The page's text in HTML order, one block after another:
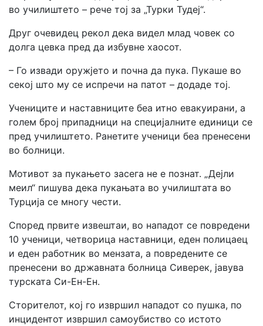
во училиштето – рече тој за „Турки Тудеј“.
Друг очевидец рекол дека видел млад човек со
долга цевка пред да избувне хаосот.
– Го извади оружјето и почна да пука. Пукаше во
секој што му се испречи на патот – додаде тој.
Учениците и наставниците беа итно евакуирани, а
голем број припадници на специјалните единици се
пред училиштето. Ранетите ученици беа пренесени
во болници.
Мотивот за пукањето засега не е познат. „Дејли
меил“ пишува дека пукањата во училиштата во
Турција се многу чести.
Според првите извештаи, во нападот се повредени
10 ученици, четворица наставници, еден полицаец
и еден работник во мензата, а повредените се
пренесени во државната болница Сиверек, јавува
турската Си-Ен-Ен.
Сторителот, кој го извршил нападот со пушка, по
инцидентот извршил самоубиство со истото